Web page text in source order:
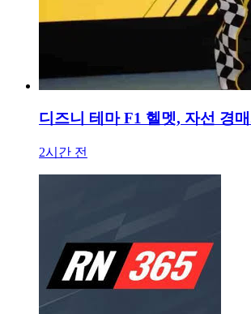
디즈니 테마 F1 헬멧, 자선 경
2시간 전